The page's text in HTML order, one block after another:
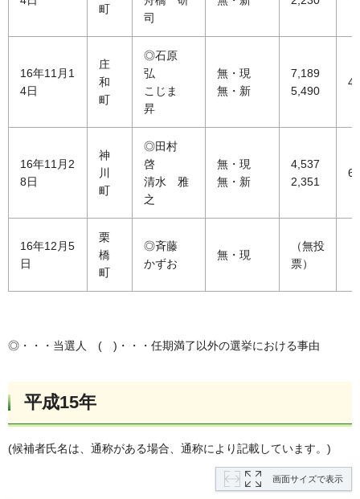
町
司
16年11月1
4日
庄
和
町
◎石原
弘
こじま
昇
無・現
無・新
7,189
5,490
16年11月2
8日
神
川
町
◎田村
啓
清水 雅
之
無・現
無・新
4,537
2,351
16年12月5
日
栗
橋
町
◎斉藤
かずお
無・現
（無投
票）
◎・・・当選人 ( )・・・任期満了以外の選挙における事由
平成15年
(候補者氏名は、通称がある場合、通称により記載しています。)
画面サイズで表示